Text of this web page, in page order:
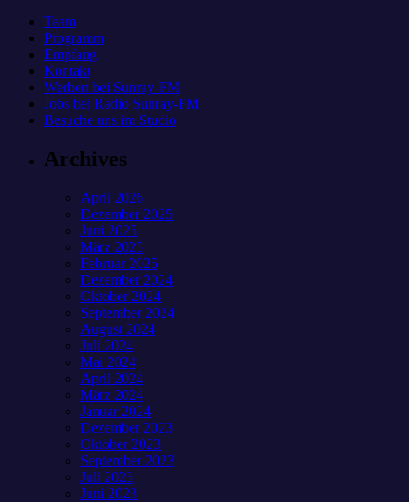
Team
Programm
Empfang
Kontakt
Werben bei Sunray-FM
Jobs bei Radio Sunray-FM
Besuche uns im Studio
Archives
April 2026
Dezember 2025
Juni 2025
März 2025
Februar 2025
Dezember 2024
Oktober 2024
September 2024
August 2024
Juli 2024
Mai 2024
April 2024
März 2024
Januar 2024
Dezember 2023
Oktober 2023
September 2023
Juli 2023
Juni 2023